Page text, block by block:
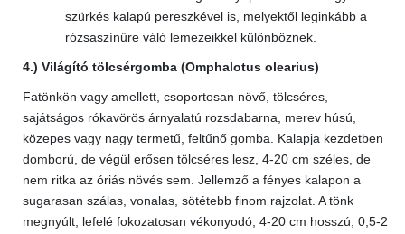
szürkés kalapú pereszkével is, melyektől leginkább a
rózsaszínűre váló lemezeikkel különböznek.
4.) Világító tölcsérgomba (Omphalotus olearius)
Fatönkön vagy amellett, csoportosan növő, tölcséres,
sajátságos rókavörös árnyalatú rozsdabarna, merev húsú,
közepes vagy nagy termetű, feltűnő gomba. Kalapja kezdetben
domború, de végül erősen tölcséres lesz, 4-20 cm széles, de
nem ritka az óriás növés sem. Jellemző a fényes kalapon a
sugarasan szálas, vonalas, sötétebb finom rajzolat. A tönk
megnyúlt, lefelé fokozatosan vékonyodó, 4-20 cm hosszú, 0,5-2